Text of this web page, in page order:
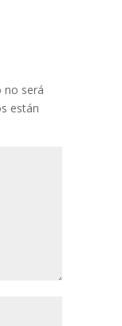
no será
están